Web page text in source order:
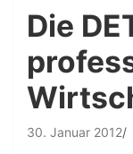
Die
30. Januar 2012